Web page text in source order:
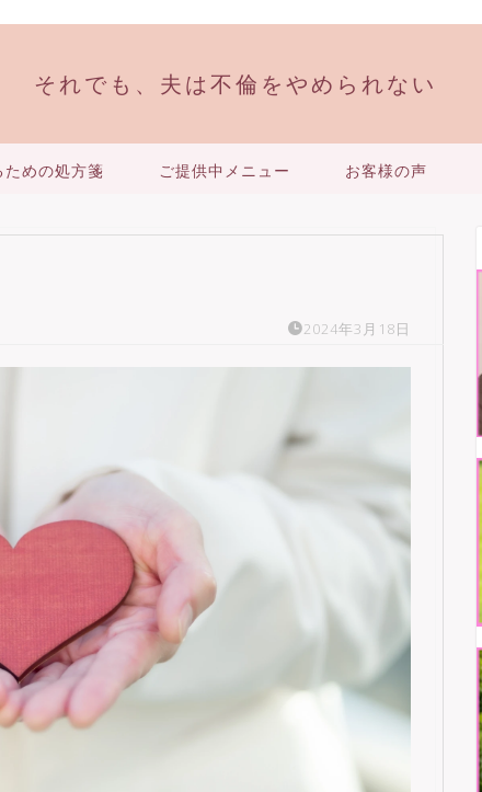
それでも、夫は不倫をやめられない
ための処方箋 ご提供中メニュー お客様の声
2024年3月18日